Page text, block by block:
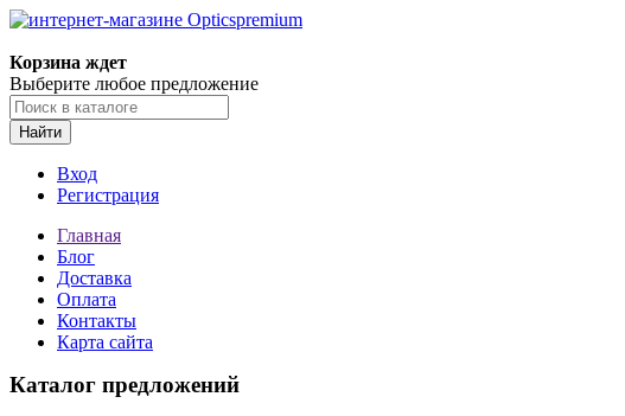
Корзина ждет
Выберите любое предложение
Найти
Вход
Регистрация
Главная
Блог
Доставка
Оплата
Контакты
Карта сайта
Каталог предложений